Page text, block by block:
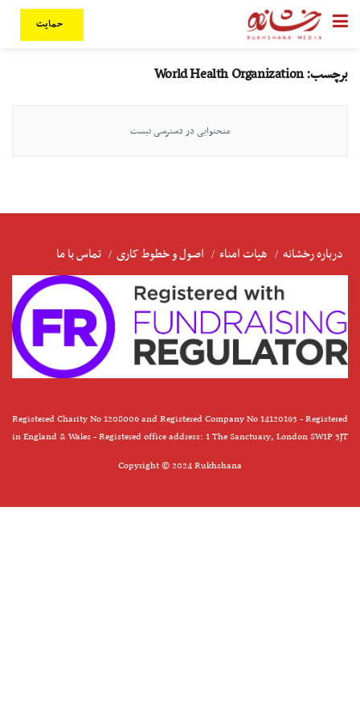
حمایت
برچسب:World Health Organization
متحتوایی در دسترسی نیست
درباره رخشانه هیات امناء اصول و خطوط کاری تماس با ما
Registered Charity No 1208006 and Registered Company No 14120163 - Registered
in England & Wales - Registered office address: 1 The Sanctuary, London SW1P 3JT
Copyright © 2024 Rukhshana